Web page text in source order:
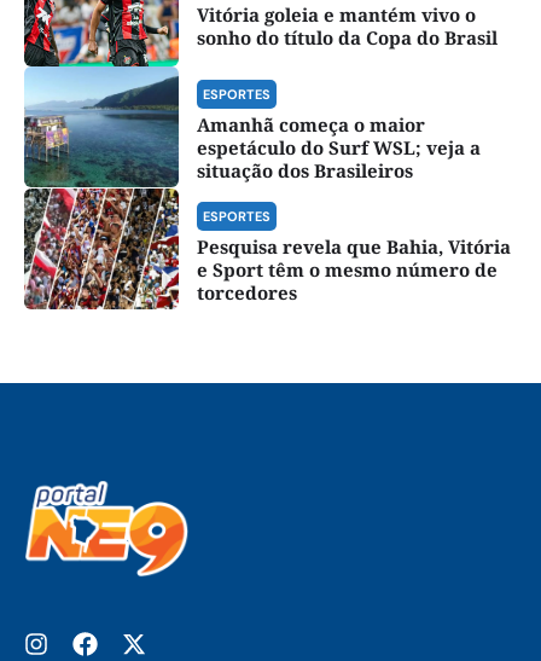
Vitória goleia e mantém vivo o
sonho do título da Copa do Brasil
ESPORTES
Amanhã começa o maior
espetáculo do Surf WSL; veja a
situação dos Brasileiros
ESPORTES
Pesquisa revela que Bahia, Vitória
e Sport têm o mesmo número de
torcedores